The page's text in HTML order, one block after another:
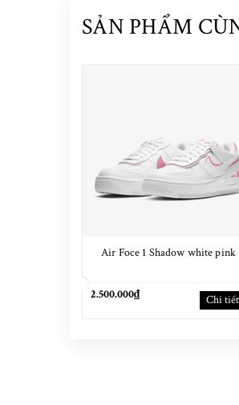
SẢN PHẨM
Air Foce 1 Shadow white pink
2.500.000₫ Chi tiết